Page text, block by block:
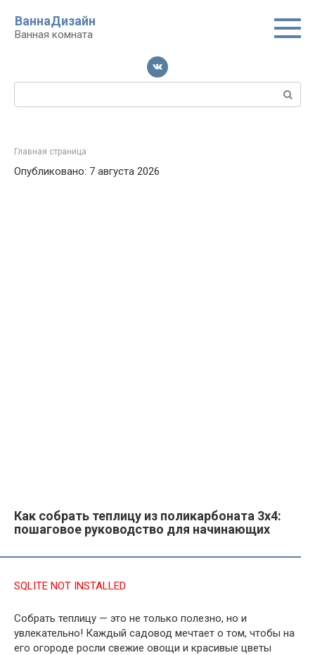
контенту
ВаннаДизайн
Ванная комната
Поиск:
Главная страница
Опубликовано: 7 августа 2026
Как собрать теплицу из поликарбоната 3х4:
пошаговое руководство для начинающих
SQLITE NOT INSTALLED
Собрать теплицу — это не только полезно, но и
увлекательно! Каждый садовод мечтает о том, чтобы на
его огороде росли свежие овощи и красивые цветы